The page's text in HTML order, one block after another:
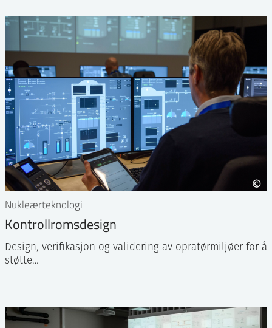
Nukleærteknologi
Kontrollromsdesign
Design, verifikasjon og validering av opratørmiljøer for å
støtte…